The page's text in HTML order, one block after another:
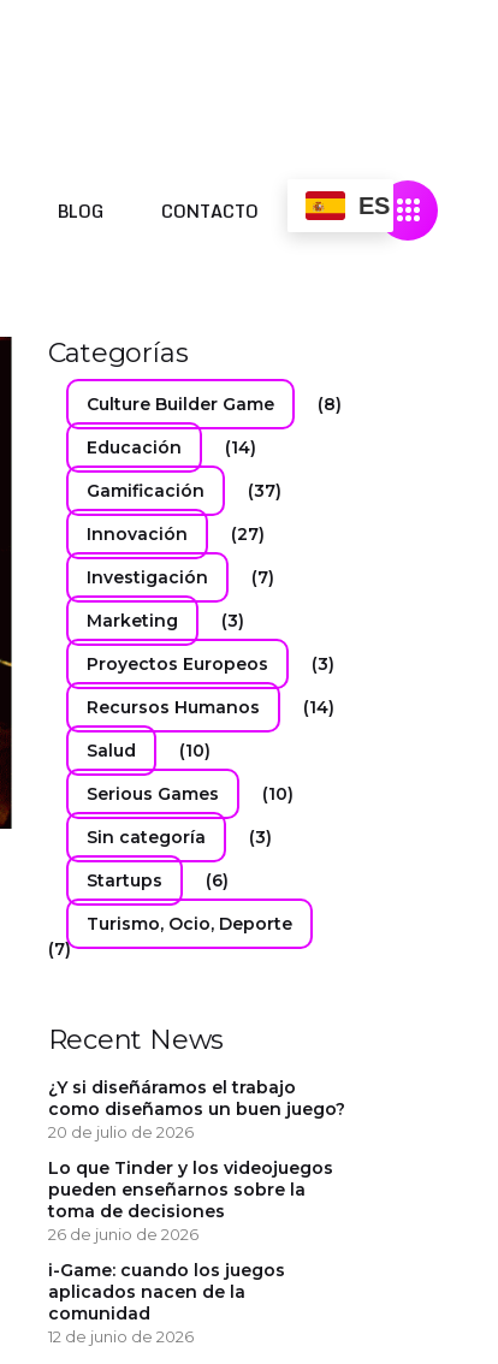
BLOG CONTACTO ES
Categorías
Culture Builder Game
(8)
Educación
(14)
Gamificación
(37)
Innovación
(27)
Investigación
(7)
Marketing
(3)
Proyectos Europeos
(3)
Recursos Humanos
(14)
Salud
(10)
Serious Games
(10)
Sin categoría
(3)
Startups
(6)
Turismo, Ocio, Deporte
(7)
Recent News
¿Y si diseñáramos el trabajo
como diseñamos un buen juego?
20 de julio de 2026
Lo que Tinder y los videojuegos
pueden enseñarnos sobre la
toma de decisiones
26 de junio de 2026
i-Game: cuando los juegos
aplicados nacen de la
comunidad
12 de junio de 2026